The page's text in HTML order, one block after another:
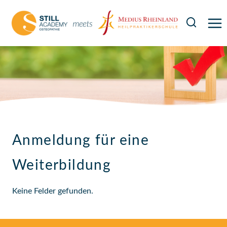
Inhalt
springen
Anmeldung für eine
Weiterbildung
Keine Felder gefunden.